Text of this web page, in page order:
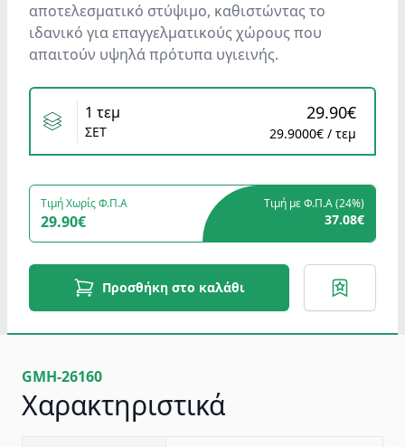
αποτελεσματικό στύψιμο, καθιστώντας το
ιδανικό για επαγγελματικούς χώρους που
απαιτούν υψηλά πρότυπα υγιεινής.
Variants
1 τεμ
ΣΕΤ
29.90€
29.9000€ / τεμ
Τιμή Χωρίς Φ.Π.Α
29.90€
Τιμή με Φ.Π.Α (24%)
37.08€
Προσθήκη στο καλάθι
GMH-26160
Χαρακτηριστικά